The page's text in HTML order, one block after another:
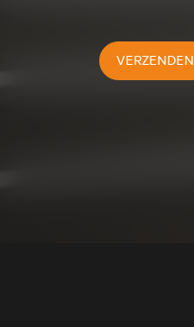
VERZENDEN